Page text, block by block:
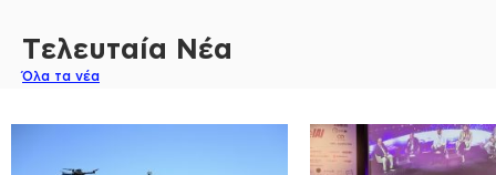
Τελευταία Νέα
Όλα τα νέα